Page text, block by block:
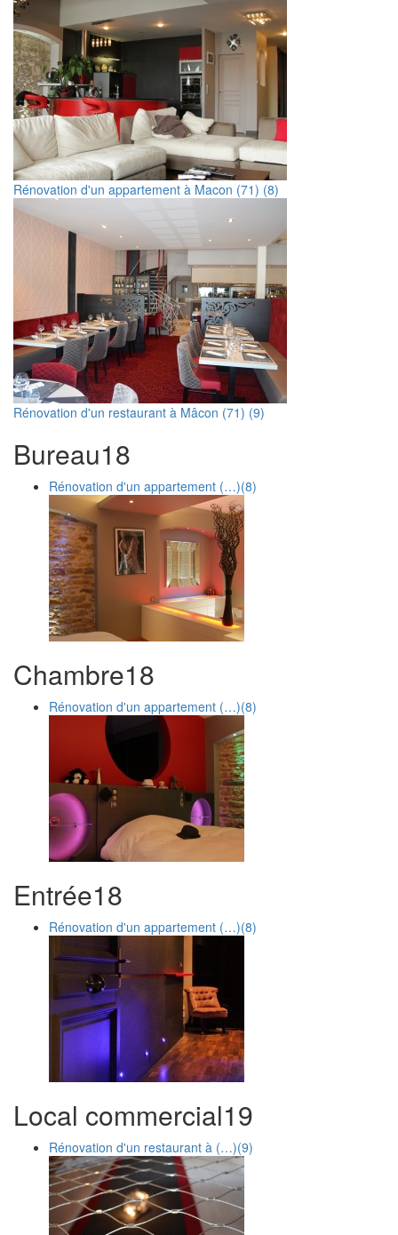
Rénovation d'un appartement à Macon (71) (8)
Rénovation d'un restaurant à Mâcon (71) (9)
Bureau18
Rénovation d'un appartement (…)(8)
Chambre18
Rénovation d'un appartement (…)(8)
Entrée18
Rénovation d'un appartement (…)(8)
Local commercial19
Rénovation d'un restaurant à (…)(9)